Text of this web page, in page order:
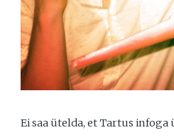
Ei saa ütelda, et Tartus infoga